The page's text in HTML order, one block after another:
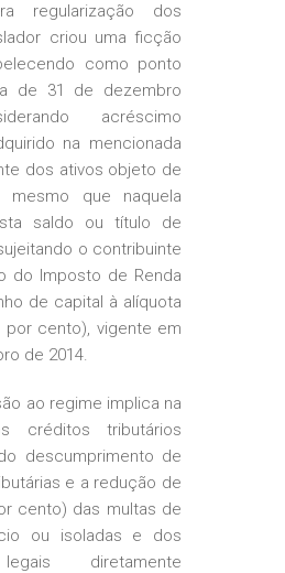
regularização dos
criou uma ficção
como ponto
de 31 de dezembro
acréscimo
na mencionada
dos ativos objeto de
mesmo que naquela
saldo ou título de
o contribuinte
do Imposto de Renda
de capital à alíquota
por cento), vigente em
de 2014.
ao regime implica na
créditos tributários
descumprimento de
e a redução de
cento) das multas de
ou isoladas e dos
diretamente